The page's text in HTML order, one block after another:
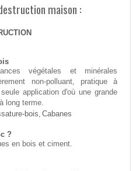
maison :
végétales et minérales
non-polluant, pratique à
application d'où une grande
long terme.
bois, Cabanes
?
en bois et ciment.